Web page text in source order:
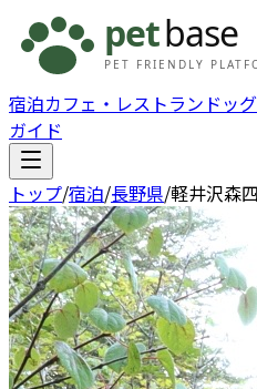
宿泊カフェ・レストラン ドッ
ガイド
トップ/宿泊/長野県/軽井沢森